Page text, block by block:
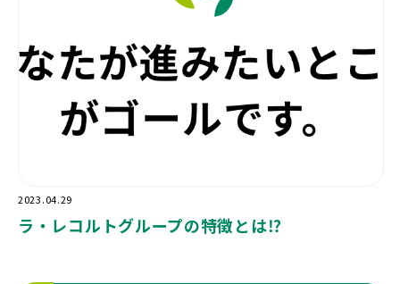
2023.04.29
ラ・レコルトグループの特徴とは⁉️